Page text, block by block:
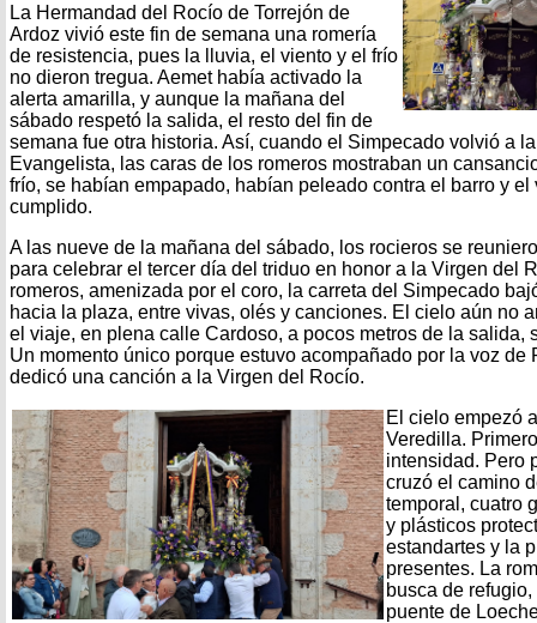
La Hermandad del Rocío de Torrejón de
Ardoz vivió este fin de semana una romería
de resistencia, pues la lluvia, el viento y el frío
no dieron tregua. Aemet había activado la
alerta amarilla, y aunque la mañana del
sábado respetó la salida, el resto del fin de
semana fue otra historia. Así, cuando el Simpecado volvió a
Evangelista, las caras de los romeros mostraban un
frío, se habían empapado, habían peleado contra el barro y el
cumplido.
A las nueve de la mañana del sábado, los rocieros se
para celebrar el tercer día del triduo en honor a la Virgen del
romeros, amenizada por el coro, la carreta del Simpecado
hacia la plaza, entre vivas, olés y canciones. El cielo aún no
el viaje, en plena calle Cardoso, a pocos metros de la salida,
Un momento único porque estuvo acompañado por la voz de
dedicó una canción a la Virgen del Rocío.
El cielo empezó
Veredilla.
intensidad. Pero
cruzó el camino
temporal, cuatro
y plásticos
estandartes y la
presentes. La
busca de
puente de